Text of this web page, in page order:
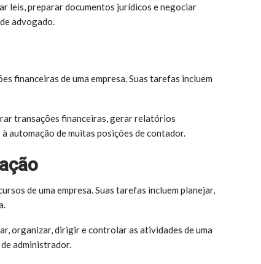
leis, preparar documentos jurídicos e negociar
advogado.
financeiras de uma empresa. Suas tarefas incluem
transações financeiras, gerar relatórios
automação de muitas posições de contador.
de uma empresa. Suas tarefas incluem planejar,
organizar, dirigir e controlar as atividades de uma
administrador.